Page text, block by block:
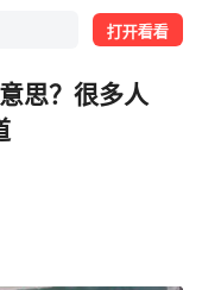
打开看看
思？很多人